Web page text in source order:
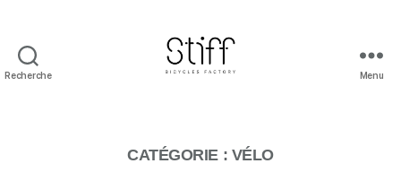
Recherche Menu
CATÉGORIE : VÉLO